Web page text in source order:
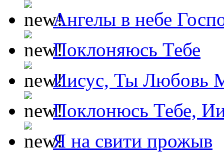
Ангелы в небе
Поклоняюсь Тебе
Иисус, Ты Любовь
Поклонюсь Тебе,
Я на свити прожыв